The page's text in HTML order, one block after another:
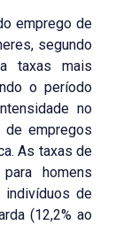
emprego de
segundo
taxas mais
o período
no
empregos
As taxas de
homens
indivíduos de
(12,2% ao